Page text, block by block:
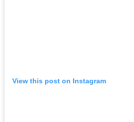
View this post on Instagram